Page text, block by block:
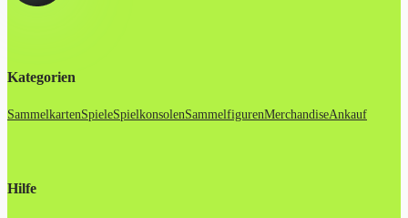
Kategorien
SammelkartenSpieleSpielkonsolenSammelfigurenMerchandiseAnkauf
Hilfe